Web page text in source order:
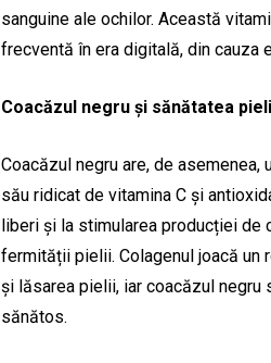
sanguine ale ochilor. Această
frecventă în era digitală, din cauza
Coacăzul negru și sănătatea
Coacăzul negru are, de
său ridicat de vitamina C și
liberi și la stimularea producției de
fermității pielii. Colagenul joacă un
și lăsarea pielii, iar coacăzul
sănătos.